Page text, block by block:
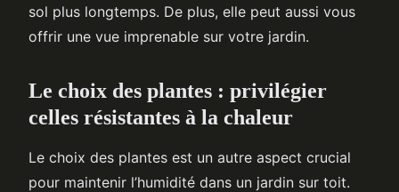
sol plus longtemps. De plus, elle peut aussi vous
offrir une vue imprenable sur votre jardin.
Le choix des plantes : privilégier
celles résistantes à la chaleur
Le choix des plantes est un autre aspect crucial
pour maintenir l’humidité dans un jardin sur toit.